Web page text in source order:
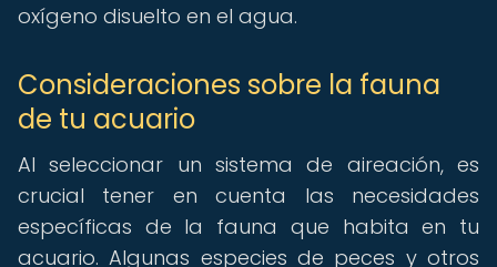
oxígeno disuelto en el agua.
Consideraciones sobre la fauna
de tu acuario
Al seleccionar un sistema de aireación, es
crucial tener en cuenta las necesidades
específicas de la fauna que habita en tu
acuario. Algunas especies de peces y otros